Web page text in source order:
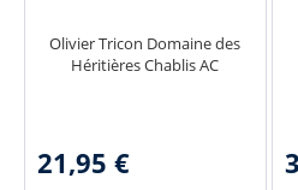
Olivier Tricon Domaine des
Héritières Chablis AC
21,95 €